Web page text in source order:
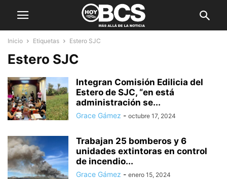
Inicio Etiquetas Estero SJC
Estero SJC
Integran Comisión Edilicia del
Estero de SJC, “en está
administración se...
Grace Gámez - octubre 17, 2024
Trabajan 25 bomberos y 6
unidades extintoras en control
de incendio...
Grace Gámez - enero 15, 2024